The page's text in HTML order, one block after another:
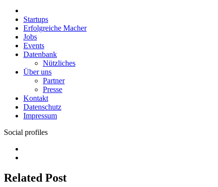
Startups
Erfolgreiche Macher
Jobs
Events
Datenbank
Nützliches
Über uns
Partner
Presse
Kontakt
Datenschutz
Impressum
Social profiles
Related Post